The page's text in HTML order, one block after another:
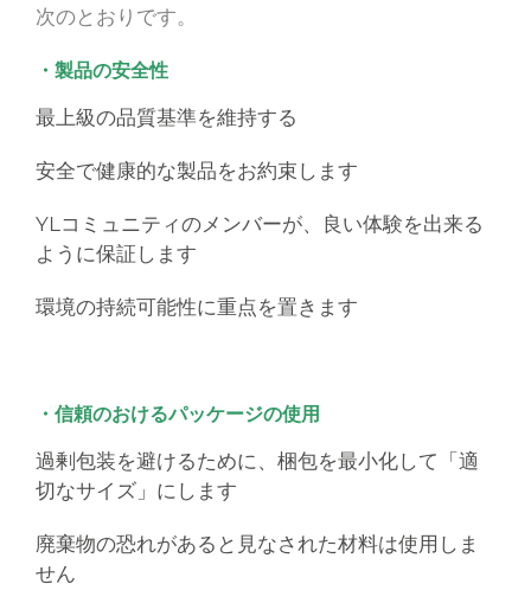
次のとおりです。
・製品の安全性
最上級の品質基準を維持する
安全で健康的な製品をお約束します
YLコミュニティのメンバーが、良い体験を出来る
ように保証します
環境の持続可能性に重点を置きます
・信頼のおけるパッケージの使用
過剰包装を避けるために、梱包を最小化して「適
切なサイズ」にします
廃棄物の恐れがあると見なされた材料は使用しま
せん